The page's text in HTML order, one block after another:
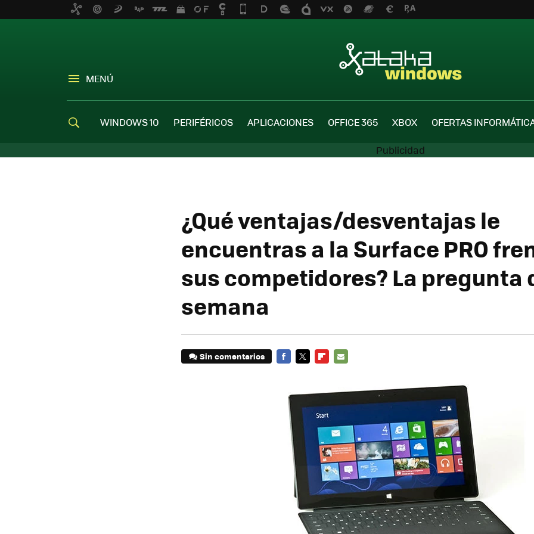
MENÚ
WINDOWS 10 PERIFÉRICOS APLICACIONES OFFICE 365 XBOX OFERTAS
¿Qué ventajas/desventajas le
encuentras a la Surface PRO
sus competidores? La pregunta
semana
Sin comentarios